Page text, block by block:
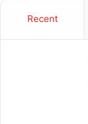
Recent